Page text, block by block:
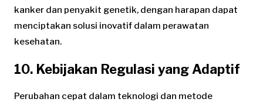
kanker dan penyakit genetik, dengan harapan dapat
menciptakan solusi inovatif dalam perawatan
kesehatan.
10. Kebijakan Regulasi yang Adaptif
Perubahan cepat dalam teknologi dan metode